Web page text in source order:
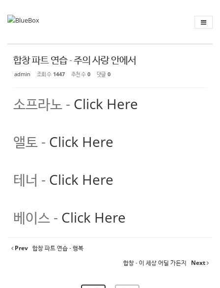
합창 파트 연습 - 주의 사랑 안에서
admin 조회 수 1447 추천 수 0 댓글 0
소프라노 - Click Here
앨토 - Click Here
테너 - Click Here
베이스 - Click Here
Prev 합창 파트 연습 - 행복
합창 - 이 세상 어딜 가든지
Next
스케치북5
스케치북5